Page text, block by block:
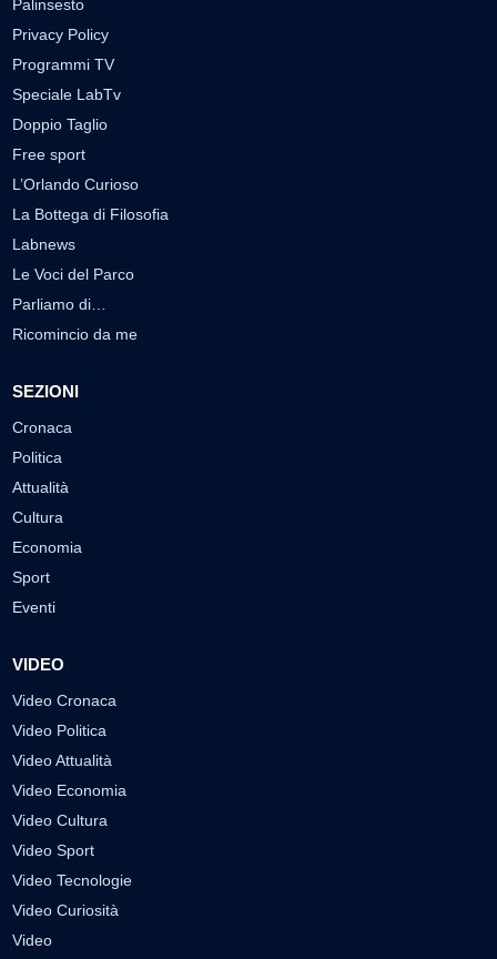
Palinsesto
Privacy Policy
Programmi TV
Speciale LabTv
Doppio Taglio
Free sport
L’Orlando Curioso
La Bottega di Filosofia
Labnews
Le Voci del Parco
Parliamo di…
Ricomincio da me
SEZIONI
Cronaca
Politica
Attualità
Cultura
Economia
Sport
Eventi
VIDEO
Video Cronaca
Video Politica
Video Attualità
Video Economia
Video Cultura
Video Sport
Video Tecnologie
Video Curiosità
Video